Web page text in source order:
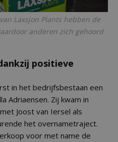
Laxsjon Plants hebben de
anderen zich gehoord
positieve
in het bedrijfsbestaan een
Adriaensen. Zij kwam in
Joost van Iersel als
het overnametraject.
voor met name de